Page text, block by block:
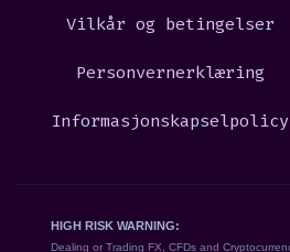
Vilkår og betingelser
Personvernerklæring
Informasjonskapselpolicy